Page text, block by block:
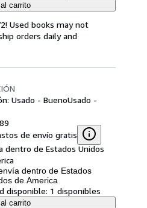
carrito
Used books may not
orders daily and
Usado - BuenoUsado -
de envío gratis
dentro de Estados Unidos
dentro de Estados
de America
disponible: 1 disponibles
carrito